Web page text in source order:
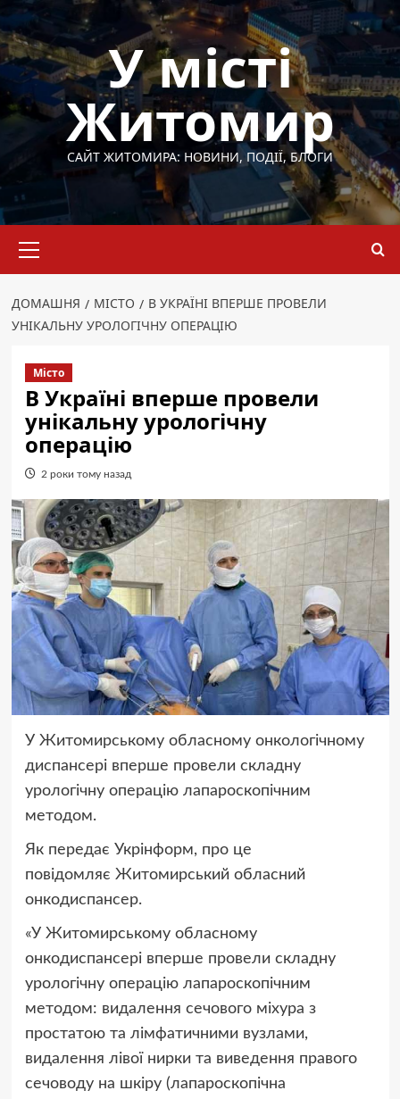
Перейти
до
вмісту
У місті
Житомир
САЙТ ЖИТОМИРА: НОВИНИ, ПОДІЇ, БЛОГИ
меню
ДОМАШНЯ МІСТО
В УКРАЇНІ ВПЕРШЕ ПРОВЕЛИ
УНІКАЛЬНУ УРОЛОГІЧНУ ОПЕРАЦІЮ
Місто
В Україні вперше провели
унікальну урологічну
операцію
2 роки тому назад
У Житомирському обласному онкологічному
диспансері вперше провели складну
урологічну операцію лапароскопічним
методом.
Як передає Укрінформ, про це
повідомляє Житомирський обласний
онкодиспансер.
«У Житомирському обласному
онкодиспансері вперше провели складну
урологічну операцію лапароскопічним
методом: видалення сечового міхура з
простатою та лімфатичними вузлами,
видалення лівої нирки та виведення правого
сечоводу на шкіру (лапароскопічна